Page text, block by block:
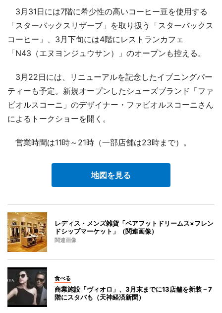
3月31日には7階に希少性の高いコーヒー豆を使用する
「スターバックスリザーブ」を取り扱う「スターバックス
コーヒー」、3月下旬には4階にレストランカフェ
「N43（エヌヨンジュウサン）」のオープンも控える。
3月22日には、リニューアルを記念したイブニングパー
ティーも予定。新規オープンしたシューズブランド「ファ
ビオルスコーニ」のデザイナー・ファビオルスコーニさん
によるトークショーを開く。
営業時間は11時～21時（一部店舗は23時まで）。
地図を見る
レディス・メンズ雑貨「ベアフットドリームス×フレン
ドシップマーケット」（関連画像）
関連画像
食べる
商業施設「ヴィオロ」、3月末までに13店舗を新装－7
階にスタバも（天神経済新聞）